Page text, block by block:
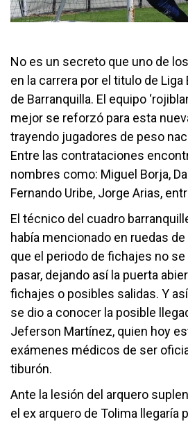
No es un secreto que uno de
en la carrera por el titulo de
de Barranquilla. El equipo
mejor se reforzó para esta
trayendo jugadores de peso
Entre las contrataciones
nombres como: Miguel Borja,
Fernando Uribe, Jorge Arias,
El técnico del cuadro
había mencionado en ruedas
que el periodo de fichajes no
pasar, dejando así la puerta
fichajes o posibles salidas. Y
se dio a conocer la posible
Jeferson Martínez, quien hoy
exámenes médicos de ser
tiburón.
Ante la lesión del arquero
el ex arquero de Tolima llegaría